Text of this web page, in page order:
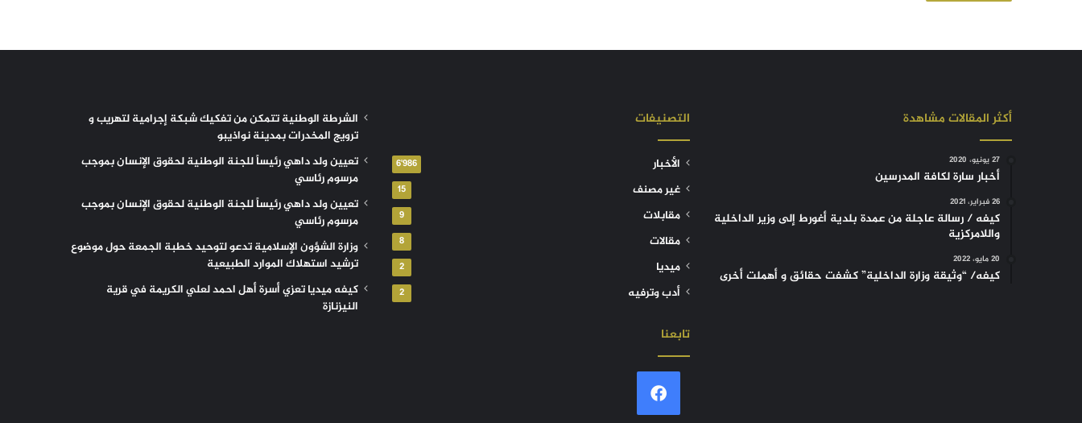
أكثر المقالات مشاهدة
27 يونيو، 2020
أخبار سارة لكافة المدرسين
26 فبراير، 2021
كيفه / رسالة عاجلة من عمدة بلدية أغورط إلى وزير الداخلية
واللامركزية
20 مايو، 2022
كيفه/ “وثيقة وزارة الداخلية” كشفت حقائق و أهملت أخرى
التصنيفات
الأخبار 6٬986
غير مصنف 15
مقابلات 9
مقالات 8
ميديا 2
أدب وترفيه 2
تابعنا
الشرطة الوطنية تتمكن من تفكيك شبكة إجرامية لتهريب و
ترويج المخدرات بمدينة نواذيبو
تعيين ولد داهي رئيساً للجنة الوطنية لحقوق الإنسان بموجب
مرسوم رئاسي
تعيين ولد داهي رئيساً للجنة الوطنية لحقوق الإنسان بموجب
مرسوم رئاسي
وزارة الشؤون الإسلامية تدعو لتوحيد خطبة الجمعة حول موضوع
ترشيد استهلاك الموارد الطبيعية
كيفه ميديا تعزي أسرة أهل احمد لعلي الكريمة في قرية
النيزنازة